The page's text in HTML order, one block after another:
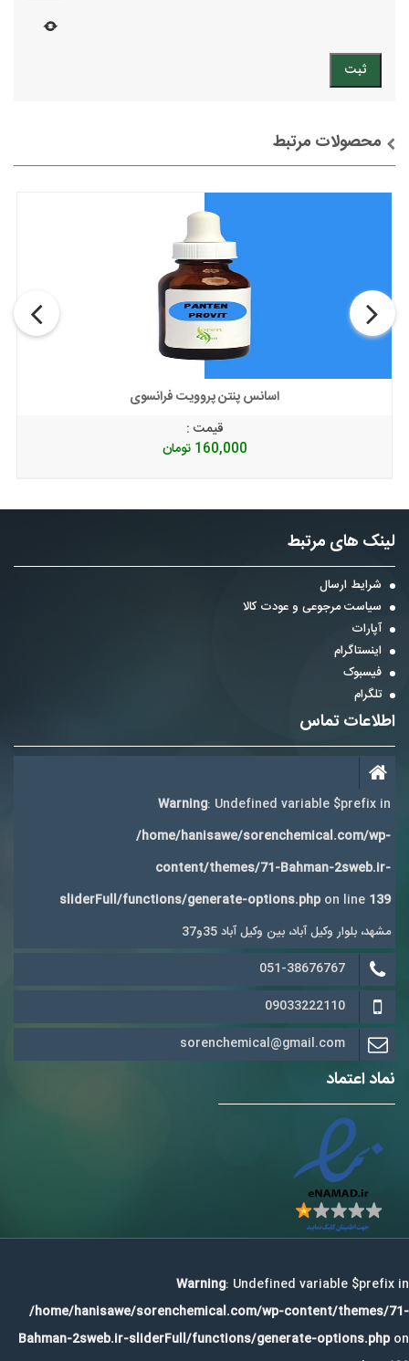
محصولات مرتبط
توضیحات + خرید
اسانس پنتن پروویت فرانسوی
قیمت :
160,000 تومان
لینک های مرتبط
شرایط ارسال
سیاست مرجوعی و عودت کالا
آپارات
اینستاگرام
فیسبوک
تلگرام
اطلاعات تماس
Warning: Undefined variable $prefix in
/home/hanisawe/sorenchemical.com/wp-
content/themes/71-Bahman-2sweb.ir-
sliderFull/functions/generate-options.php on line 139
مشهد، بلوار وکیل آباد، بین وکیل آباد 35و37
051-38676767
09033222110
sorenchemical@gmail.com
نماد اعتماد
Warning: Undefined variable $prefix in
/home/hanisawe/sorenchemical.com/wp-content/themes/71-
Bahman-2sweb.ir-sliderFull/functions/generate-options.phpon